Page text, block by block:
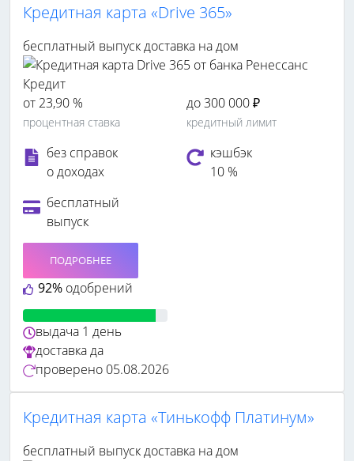
Кредитная карта «Drive 365»
бесплатный выпускдоставка на дом
от 23,90 %
процентная ставка
до 300 000 ₽
кредитный лимит
без справок
о доходах
кэшбэк
10 %
бесплатный
выпуск
92% одобрений
ПОДРОБНЕЕ
выдача 1 день
доставкада
проверено 05.08.2026
Кредитная карта «Тинькофф Платинум»
бесплатный выпускдоставка на дом